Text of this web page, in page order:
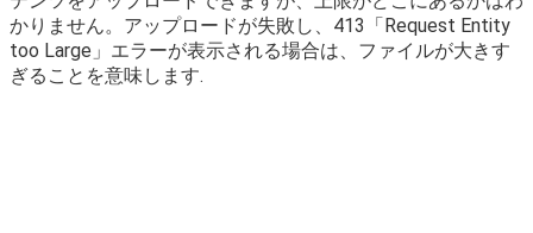
かりません。アップロードが失敗し、413「Request Entity
too Large」エラーが表示される場合は、ファイルが大きす
ぎることを意味します.